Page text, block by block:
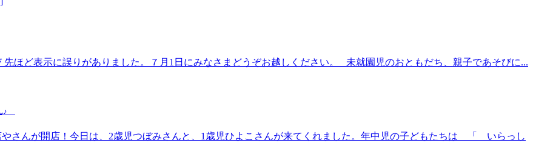
ど表示に誤りがありました。７月1日にみなさまどうぞお越しください。 未就園児のおともだち、親子であそびに...
♪
やさんが開店！今日は、2歳児つぼみさんと、1歳児ひよこさんが来てくれました。年中児の子どもたちは 「 いらっし